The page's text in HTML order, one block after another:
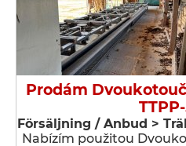
Prodám
Försäljning / Anbud >
Nabízím použitou